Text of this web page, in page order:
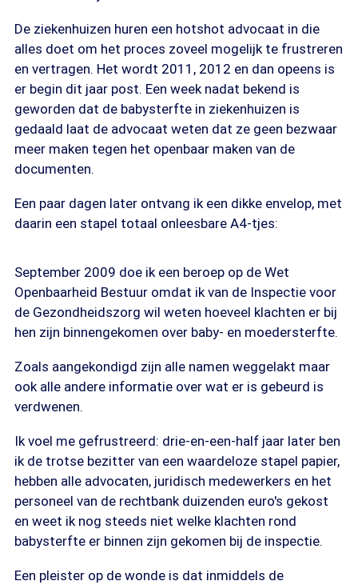
De ziekenhuizen huren een hotshot advocaat in die
alles doet om het proces zoveel mogelijk te frustreren
en vertragen. Het wordt 2011, 2012 en dan opeens is
er begin dit jaar post. Een week nadat bekend is
geworden dat de babysterfte in ziekenhuizen is
gedaald laat de advocaat weten dat ze geen bezwaar
meer maken tegen het openbaar maken van de
documenten.
Een paar dagen later ontvang ik een dikke envelop, met
daarin een stapel totaal onleesbare A4-tjes:
September 2009 doe ik een beroep op de Wet
Openbaarheid Bestuur omdat ik van de Inspectie voor
de Gezondheidszorg wil weten hoeveel klachten er bij
hen zijn binnengekomen over baby- en moedersterfte.
Zoals aangekondigd zijn alle namen weggelakt maar
ook alle andere informatie over wat er is gebeurd is
verdwenen.
Ik voel me gefrustreerd: drie-en-een-half jaar later ben
ik de trotse bezitter van een waardeloze stapel papier,
hebben alle advocaten, juridisch medewerkers en het
personeel van de rechtbank duizenden euro's gekost
en weet ik nog steeds niet welke klachten rond
babysterfte er binnen zijn gekomen bij de inspectie.
Een pleister op de wonde is dat inmiddels de